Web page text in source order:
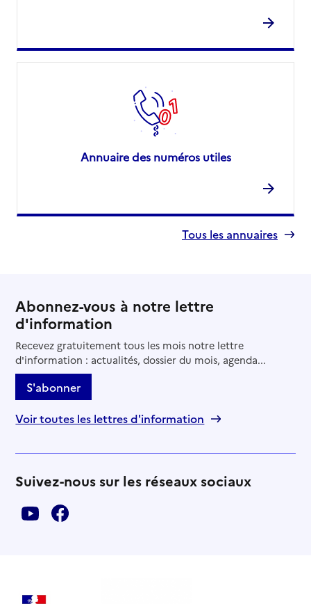
Annuaire des numéros utiles
Tous les annuaires
Abonnez-vous à notre lettre
d'information
Recevez gratuitement tous les mois notre lettre
d'information : actualités, dossier du mois, agenda...
S'abonner
Voir toutes les lettres d'information
Suivez-nous sur les réseaux sociaux